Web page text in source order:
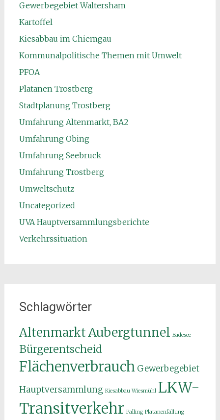
Gewerbegebiet Waltersham
Kartoffel
Kiesabbau im Chiemgau
Kommunalpolitische Themen mit Umwelt
PFOA
Platanen Trostberg
Stadtplanung Trostberg
Umfahrung Altenmarkt, BA2
Umfahrung Obing
Umfahrung Seebruck
Umfahrung Trostberg
Umweltschutz
Uncategorized
UVA Hauptversammlungsberichte
Verkehrssituation
Schlagwörter
AltenmarktAubergtunnel Badesee
Bürgerentscheid
Flächenverbrauch Gewerbegebiet
Hauptversammlung Kiesabbau Wiesmühl LKW-
Transitverkehr Palling Platanenfällung